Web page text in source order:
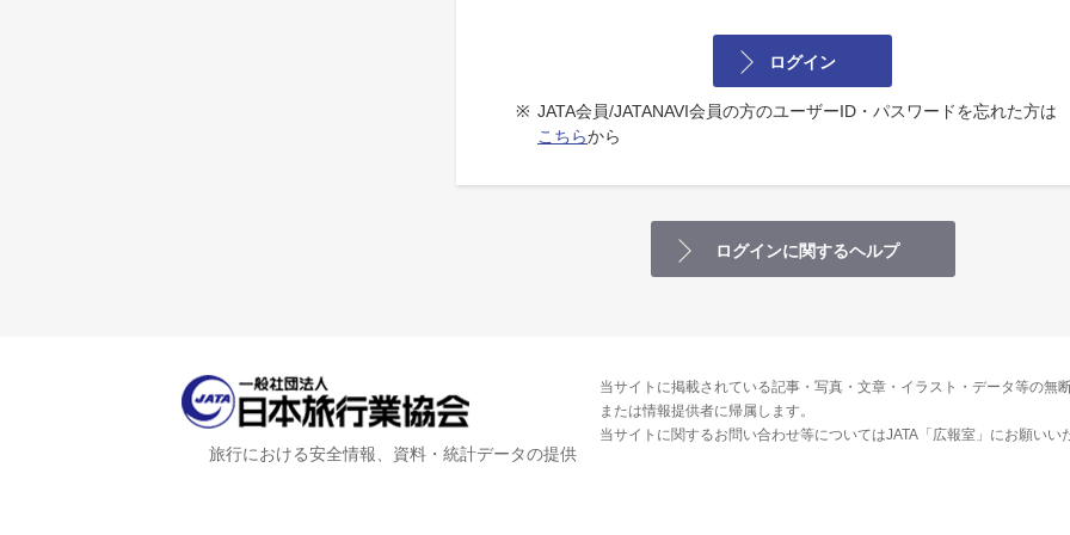
ログイン
※ JATA会員/JATANAVI会員の方のユーザーID・パスワードを忘れた方は
こちらから
ログインに関するヘルプ
旅行における安全情報、資料・統計データの提供
当サイトに掲載されている記事・写真・文章・イラスト・データ等の無
または情報提供者に帰属します。
当サイトに関するお問い合わせ等についてはJATA「広報室」にお願いい